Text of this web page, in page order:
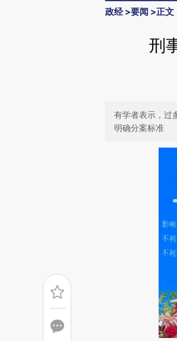
政经>要闻 >正文
刑
有学者表示，过
明确分案标准